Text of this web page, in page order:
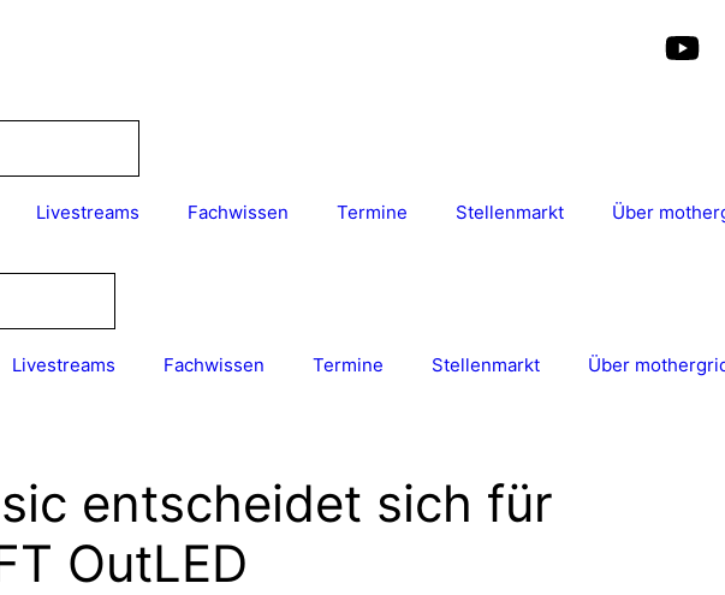
Livestreams Fachwissen Termine Stellenmarkt Über
Livestreams Fachwissen Termine Stellenmarkt Über
entscheidet sich für
OutLED